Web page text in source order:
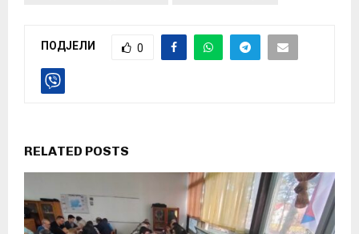
ПОДЈЕЛИ 0
RELATED POSTS